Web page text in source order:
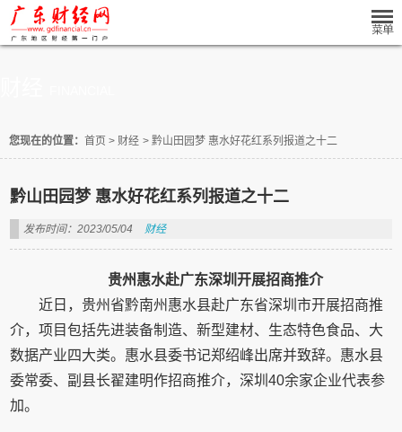
您现在的位置： 首页 > 财经 > 黔山田园梦 惠水好花红系列报道之十二
黔山田园梦 惠水好花红系列报道之十二
发布时间：2023/05/04 财经
贵州惠水赴广东深圳开展招商推介
近日，贵州省黔南州惠水县赴广东省深圳市开展招商推
介，项目包括先进装备制造、新型建材、生态特色食品、大
数据产业四大类。惠水县委书记郑绍峰出席并致辞。惠水县
委常委、副县长翟建明作招商推介，深圳40余家企业代表参
加。